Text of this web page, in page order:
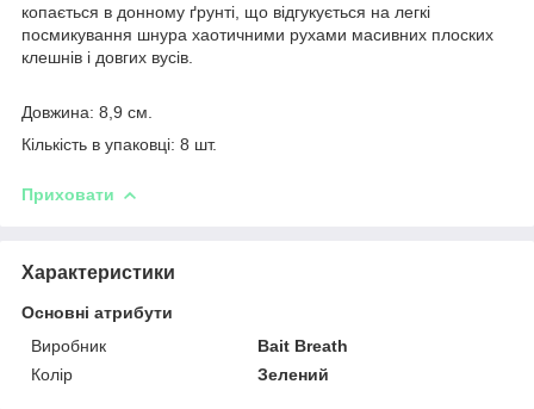
копається в донному ґрунті, що відгукується на легкі
посмикування шнура хаотичними рухами масивних плоских
клешнів і довгих вусів.
Довжина: 8,9 см.
Кількість в упаковці: 8 шт.
Приховати
Характеристики
Основні атрибути
Виробник
Bait Breath
Колір
Зелений